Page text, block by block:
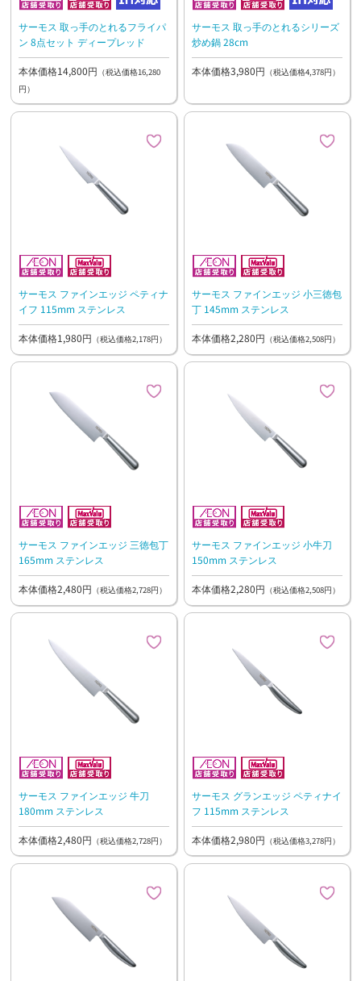
サーモス 取っ手のとれるフライパ
ン 8点セット ディープレッド
本体価格14,800円 （税込価格16,280
円）
サーモス 取っ手のとれるシリーズ
炒め鍋 28cm
本体価格3,980円 （税込価格4,378円）
サーモス ファインエッジ ペティナ
イフ 115mm ステンレス
本体価格1,980円 （税込価格2,178円）
サーモス ファインエッジ 小三徳包
丁 145mm ステンレス
本体価格2,280円 （税込価格2,508円）
サーモス ファインエッジ 三徳包丁
165mm ステンレス
本体価格2,480円 （税込価格2,728円）
サーモス ファインエッジ 小牛刀
150mm ステンレス
本体価格2,280円 （税込価格2,508円）
サーモス ファインエッジ 牛刀
180mm ステンレス
本体価格2,480円 （税込価格2,728円）
サーモス グランエッジ ペティナイ
フ 115mm ステンレス
本体価格2,980円 （税込価格3,278円）